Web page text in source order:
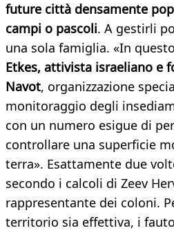
future città densamente
campi o pascoli. A gestirli
una sola famiglia. «In
Etkes, attivista israeliano e
Navot, organizzazione
monitoraggio degli
con un numero esigue di
controllare una superficie
terra». Esattamente due
secondo i calcoli di Zeev
rappresentante dei coloni.
territorio sia effettiva, i